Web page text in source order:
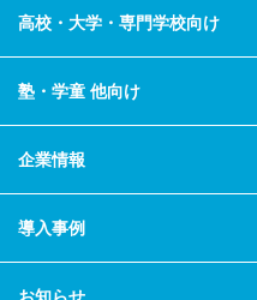
高校・大学・専門学校向け
塾・学童 他向け
企業情報
導入事例